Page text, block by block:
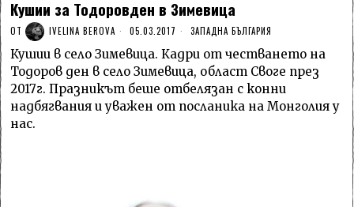
Кушии за Тодоровден в Зимевица
ОТ IVELINA BEROVA 05.03.2017 ЗАПАДНА БЪЛГАРИЯ
Кушии в село Зимевица. Кадри от честването на
Тодоров ден в село Зимевица, област Своге през
2017г. Празникът беше отбелязан с конни
надбягвания и уважен от посланика на Монголия у
нас.